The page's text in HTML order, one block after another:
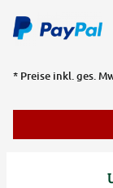
* Preise inkl. ges.